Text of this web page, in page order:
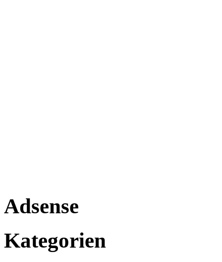
Adsense
Kategorien